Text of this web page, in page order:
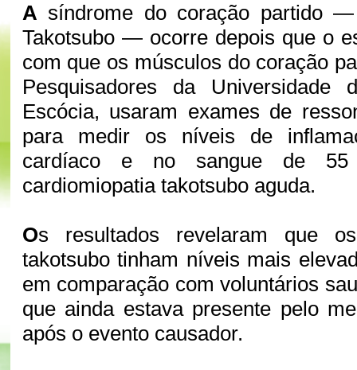
A síndrome do coração partido
Takotsubo — ocorre depois que o
com que os músculos do coração
Pesquisadores da Universidade
Escócia, usaram exames de
para medir os níveis de
cardíaco e no sangue de 55
cardiomiopatia takotsubo aguda.
Os resultados revelaram que
takotsubo tinham níveis mais
em comparação com voluntários
que ainda estava presente pelo
após o evento causador.